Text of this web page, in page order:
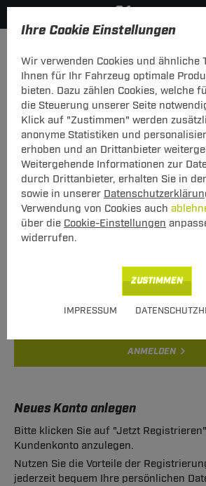
Ihre Cookie Einstellungen
Wir verwenden Cookies und ähnliche
Ihnen für Ihr Fahrzeug optimale
bieten. Dazu zählen Cookies, welche
die Steuerung unserer Seite
Klick auf "Zustimmen" werden
anonyme Statistiken und
erhoben und an Drittanbieter
Weitergehende Informationen zur
durch Drittanbieter, erhalten Sie in
sowie in unserer
Verwendung von Cookies auch
über die Cookie-Einstellungen
widerrufen.
IMPRESSUM
ZUSTIMMEN
Mein Konto
Falls Sie schon Kunde bei uns sind,
hier mit Ihrer E-Mail-Adresse und
Ich bin bereits Kunde
Bitte mit E-Mail-Adresse und Passwort
E-Mail:
angemeldet bleiben
ANMELDEN
Neues Konto anlegen
Bitte klicken Sie auf "Jetzt
Kundenkonto anzulegen.
Nutzen Sie die Vorteile der
jederzeit bequem Ihre persönlichen